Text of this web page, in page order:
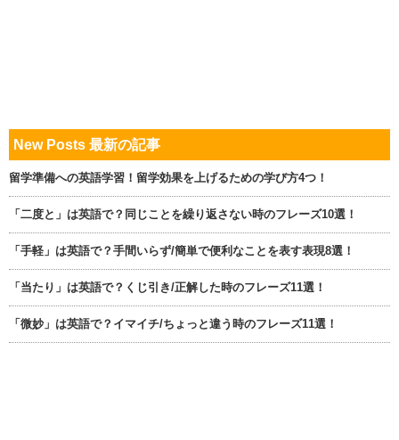
New Posts 最新の記事
留学準備への英語学習！留学効果を上げるための学び方4つ！
「二度と」は英語で？同じことを繰り返さない時のフレーズ10選！
「手軽」は英語で？手間いらず/簡単で便利なことを表す表現8選！
「当たり」は英語で？くじ引き/正解した時のフレーズ11選！
「微妙」は英語で？イマイチ/ちょっと違う時のフレーズ11選！